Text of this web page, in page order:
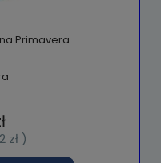
Primavera
zł)